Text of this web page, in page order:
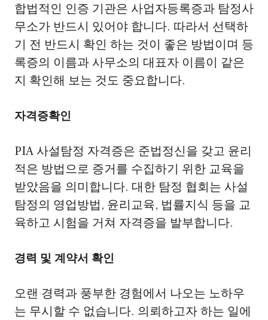
합법적인 인증 기관은 사업자등록증과 탐정사
무소가 반드시 있어야 합니다. 따라서 선택하
기 전 반드시 확인 하는 것이 좋은 방법이며 등
록증의 이름과 사무소의 대표자 이름이 같은
지 확인해 보는 것도 중요합니다.
자격증확인
PIA 사설탐정 자격증은 준법정신을 갖고 윤리
적은 방법으로 증거를 수집하기 위한 교육을
받았음을 의미합니다. 대한 탐정 협회는 사설
탐정의 영업방법, 윤리교육, 법률지식 등을 교
육하고 시험을 거쳐 자격증을 발부합니다.
경력 및 계약서 확인
오랜 경력과 풍부한 경험에서 나오는 노하우
는 무시할 수 없습니다. 의뢰하고자 하는 일에